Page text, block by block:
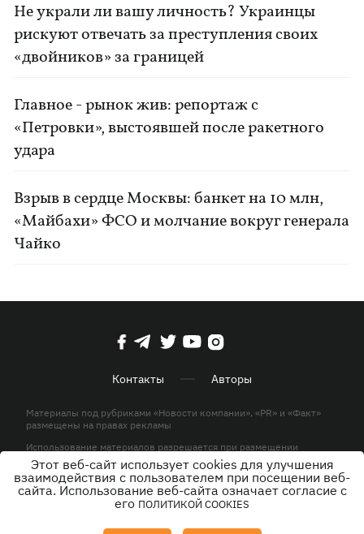
Не украли ли вашу личность? Украинцы
рискуют отвечать за преступления своих
«двойников» за границей
Главное - рынок жив: репортаж с
«Петровки», выстоявшей после ракетного
удара
Взрыв в сердце Москвы: банкет на 10 млн,
«Майбахи» ФСО и молчание вокруг генерала
Чайко
Контакты Авторы
Материалы под рубриками «Новости компании», «PR» и «Факт»
размещены на правах рекламы
Использование материалов разрешается при размещении
активной гиперссылки на KP.UA в первом абзаце.
© ООО «ЮЛАВ МЕДИА»,2026. Все права защищены.
Этот веб-сайт использует cookies для улучшения
взаимодействия с пользователем при посещении веб-
сайта. Использование веб-сайта означает согласие с
его ПОЛИТИКОЙ COOKIES